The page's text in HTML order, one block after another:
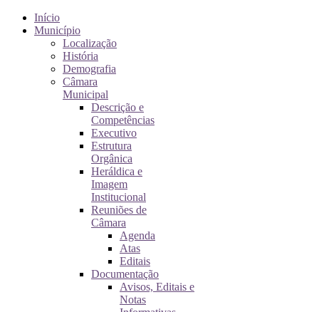
Início
Município
Localização
História
Demografia
Câmara
Municipal
Descrição e
Competências
Executivo
Estrutura
Orgânica
Heráldica e
Imagem
Institucional
Reuniões de
Câmara
Agenda
Atas
Editais
Documentação
Avisos, Editais e
Notas